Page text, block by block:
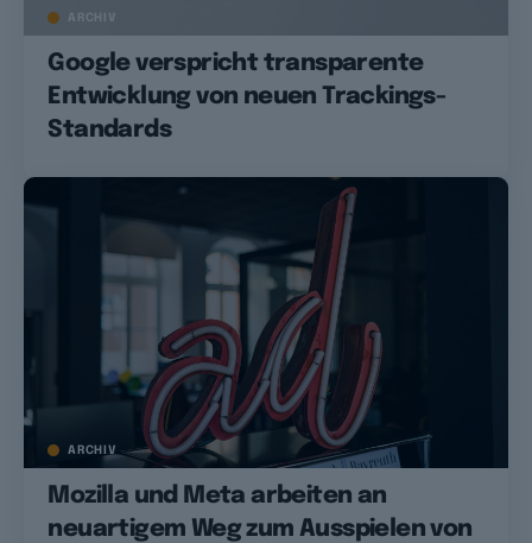
ARCHIV
Google verspricht transparente
Entwicklung von neuen Trackings-
Standards
ARCHIV
Mozilla und Meta arbeiten an
neuartigem Weg zum Ausspielen von